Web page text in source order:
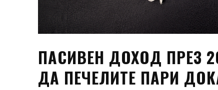
ПАСИВЕН ДОХОД ПРЕЗ
ДА ПЕЧЕЛИТЕ ПАРИ